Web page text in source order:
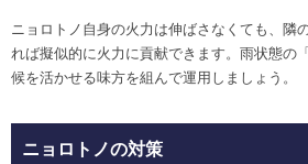
ニョロトノ自身の火力は伸ばさなくても、隣
れば擬似的に火力に貢献できます。雨状態の
候を活かせる味方を組んで運用しましょう。
ニョロトノの対策